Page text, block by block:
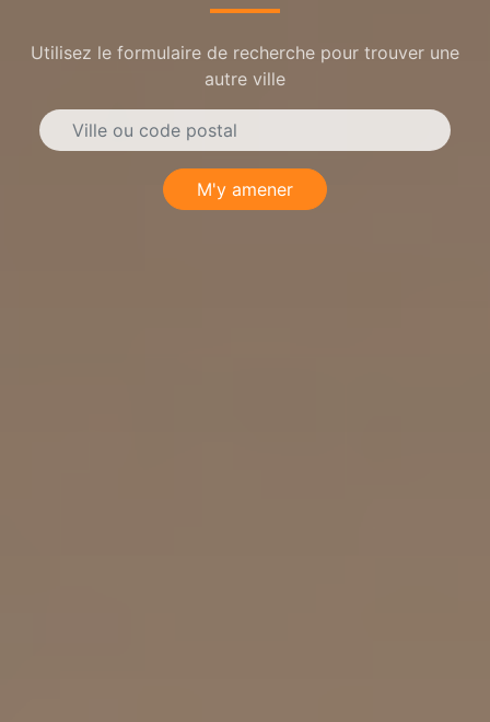
Utilisez le formulaire de recherche pour trouver une
autre ville
M'y amener